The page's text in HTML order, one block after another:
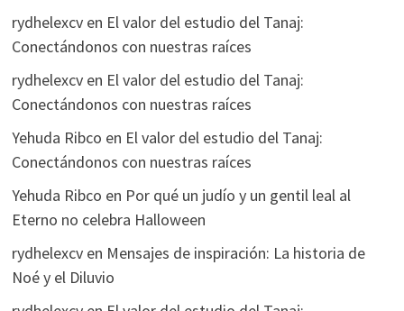
rydhelexcven El valor del estudio del Tanaj:
Conectándonos con nuestras raíces
rydhelexcven El valor del estudio del Tanaj:
Conectándonos con nuestras raíces
Yehuda Ribco en El valor del estudio del Tanaj:
Conectándonos con nuestras raíces
Yehuda Ribco en Por qué un judío y un gentil leal al
Eterno no celebra Halloween
rydhelexcven Mensajes de inspiración: La historia de
Noé y el Diluvio